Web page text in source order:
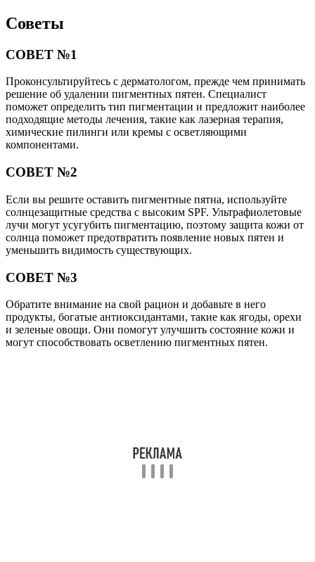
Советы
СОВЕТ №1
Проконсультируйтесь с дерматологом, прежде чем принимать
решение об удалении пигментных пятен. Специалист
поможет определить тип пигментации и предложит наиболее
подходящие методы лечения, такие как лазерная терапия,
химические пилинги или кремы с осветляющими
компонентами.
СОВЕТ №2
Если вы решите оставить пигментные пятна, используйте
солнцезащитные средства с высоким SPF. Ультрафиолетовые
лучи могут усугубить пигментацию, поэтому защита кожи от
солнца поможет предотвратить появление новых пятен и
уменьшить видимость существующих.
СОВЕТ №3
Обратите внимание на свой рацион и добавьте в него
продукты, богатые антиоксидантами, такие как ягоды, орехи
и зеленые овощи. Они помогут улучшить состояние кожи и
могут способствовать осветлению пигментных пятен.